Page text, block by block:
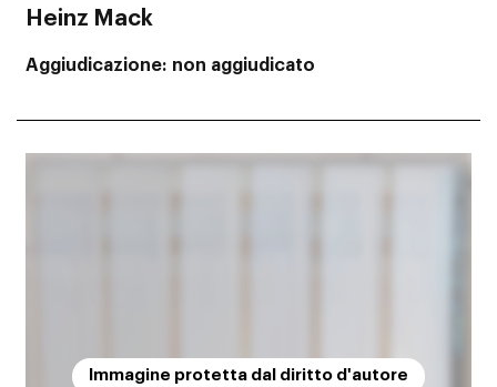
Heinz Mack
Aggiudicazione non aggiudicato
Immagine protetta dal diritto d'autore